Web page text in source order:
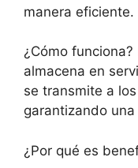
manera eficiente.
¿Cómo
almacena en
se transmite a
garantizando
¿Por qué es